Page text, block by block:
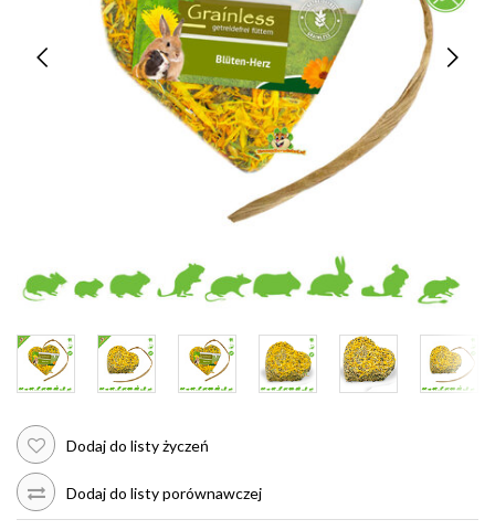
Dodaj do listy życzeń
Dodaj do listy porównawczej